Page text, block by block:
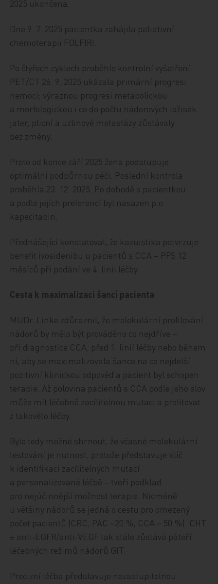
2025 ukončena.
Dne 9. 7. 2025 pacientka zahájila paliativní
chemoterapii FOLFIRI.
Po čtyřech cyklech proběhlo kontrolní vyšetření.
PET/CT 26. 9. 2025 ukázala primární progresi
nemoci; výraznou progresi metabolickou
a morfologickou i co do počtu nádorových ložisek
jater, plicní a uzlinové metastázy zůstávaly
bez změny.
Proto od konce září 2025 žena podstupuje
optimální podpůrnou péči. Poslední kontrola
proběhla 23. 12. 2025. Po dohodě s pacientkou
a podle jejích preferencí byl nasazen p.o.
kapecitabin.
Přednášející konstatoval, že kazuistika potvrzuje
benefit ivosidenibu u pacientů s CCA – PFS 12
měsíců při podání ve 4. linii léčby.
Cesta k maximalizaci šancí pacienta
MUDr. Linke zdůraznil, že molekulární profilování
nádorů by mělo být prováděno co nejdříve –
při diagnostice CCA, před 1. linií léčby nebo během
ní, aby se maximalizovala šance na co nejdelší
pozitivní klinickou odpověď a pacient byl schopen
terapie. Až polovina pacientů s CCA podle jeho slov
může mít léčebně zacílitelnou mutaci a profitovat
z takovéto léčby.
Bylo tedy možné shrnout, že včasné molekulární
testování je nutnost, protože představuje klíč
k identifikaci zacílitelných mutací
a personalizované léčbě – tvoří podklad
pro nejúčinnější možnost terapie. Nicméně
u většiny nádorů se jedná o cestu pro omezený
počet pacientů (CRC, PAC ~20 %, CCA ~ 50 %). CHT
± anti‑EGFR/anti‑VEGF tak stále zůstává páteří
léčebných režimů nádorů GIT.
Precizní léčba představuje nezastupitelnou